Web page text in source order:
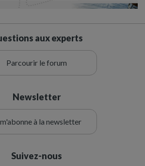
aux experts
Parcourir le forum
Newsletter
m'abonne à la newsletter
Suivez-nous